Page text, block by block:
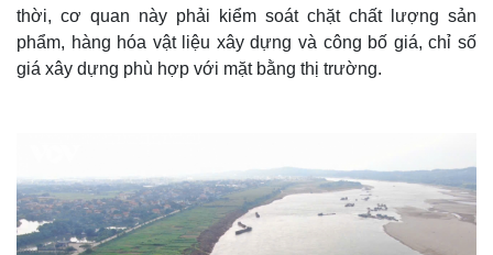
Thế giới
Quan sát
Multimedia
thời, cơ quan này phải kiểm soát chặt chất lượng sản
phẩm, hàng hóa vật liệu xây dựng và công bố giá, chỉ số
giá xây dựng phù hợp với mặt bằng thị trường.